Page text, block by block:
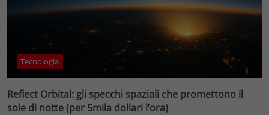
Tecnologia
Reflect Orbital: gli specchi spaziali che promettono il
sole di notte (per 5mila dollari l’ora)